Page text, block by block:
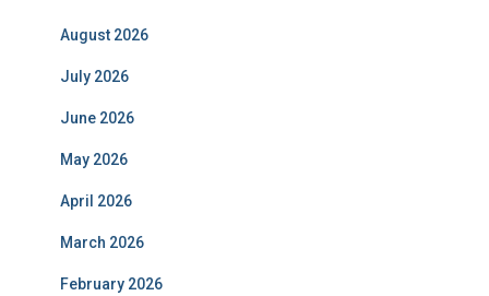
August 2026
July 2026
June 2026
May 2026
April 2026
March 2026
February 2026